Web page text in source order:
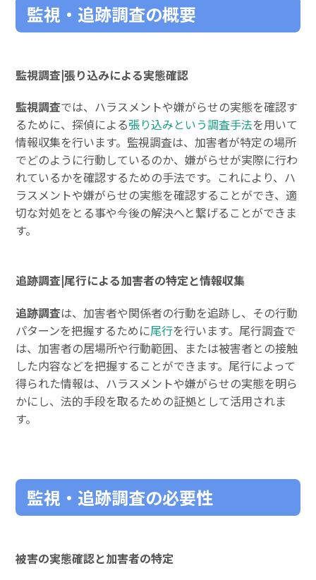
監視・追跡調査の概要
監視調査|張り込みによる実態確認
監視調査では、ハラスメントや嫌がらせの実態を確認す
るために、探偵による張り込みという調査手法を用いて
情報収集を行います。監視調査は、加害者が特定の場所
でどのように行動しているのか、嫌がらせが実際に行わ
れているかを確認するための手法です。これにより、ハ
ラスメントや嫌がらせの実態を確認することができ、適
切な対処をとる事や今後の解決へと繋げることができま
す。
追跡調査|尾行による加害者の特定と情報収集
追跡調査は、加害者や関係者の行動を追跡し、その行動
パターンを把握するために尾行を行います。尾行調査で
は、加害者の居場所や行動範囲、または被害者との接触
した内容などを把握することができます。尾行によって
得られた情報は、ハラスメントや嫌がらせの実態を明ら
かにし、法的手段を取るための証拠として活用されま
す。
監視・追跡調査の必要性
被害の実態確認と加害者の特定